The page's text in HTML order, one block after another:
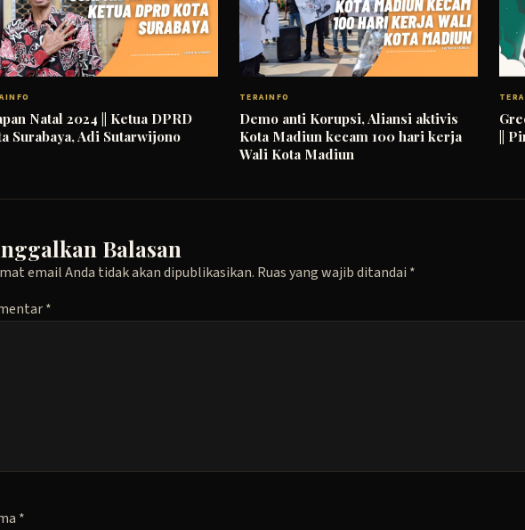
Natal 2024 || Ketua DPRD
Surabaya, Adi Sutarwijono
TERAINFO
Demo anti Korupsi, Aliansi aktivis
Kota Madiun kecam 100 hari kerja
Wali Kota Madiun
||
Balasan
email Anda tidak akan dipublikasikan. Ruas yang wajib ditandai *
*
*